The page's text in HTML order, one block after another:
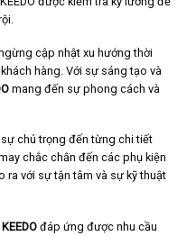
cập nhật xu hướng thời
hàng. Với sự sáng tạo và
mang đến sự phong cách và
chú trọng đến từng chi tiết
chắc chắn đến các phụ kiện
ra với sự tận tâm và sự kỹ thuật
KEEDO đáp ứng được nhu cầu